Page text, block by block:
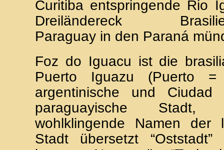
Curitiba entspringende Rio
Dreiländereck
Paraguay in den Paraná
Foz do Iguacu ist die
Puerto Iguazu (Puerto =
argentinische und
paraguayische
wohlklingende Namen der
Stadt übersetzt